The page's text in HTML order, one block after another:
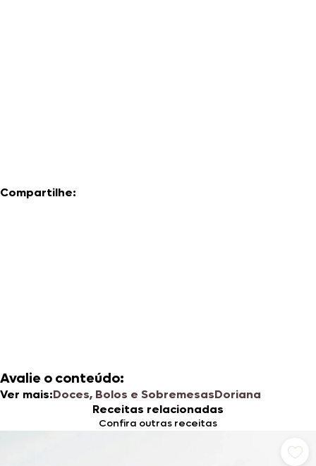
Compartilhe:
Avalie o conteúdo:
Ver mais:Doces, Bolos e SobremesasDoriana
Receitas relacionadas
Confira outras receitas